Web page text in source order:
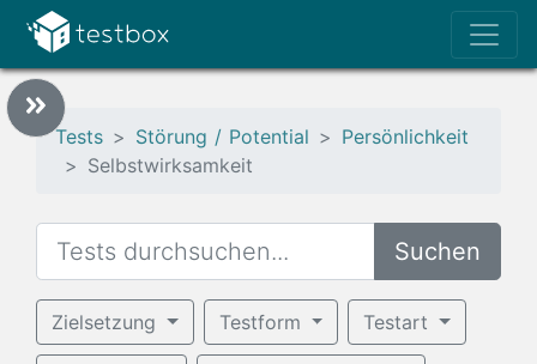
Tests Störung / Potential
Persönlichkeit
Selbstwirksamkeit
Suchen
Zielsetzung Testform Testart